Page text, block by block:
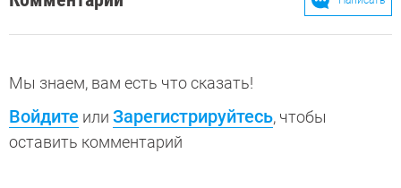
Мы знаем, вам есть что сказать!
Войдите или Зарегистрируйтесь, чтобы
оставить комментарий